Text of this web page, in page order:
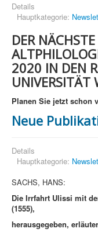
Details
Hauptkategorie:
DER NÄCHSTE
2020 IN DEN
UNIVERSITÄT
Planen Sie jetzt schon
Neue
Details
Hauptkategorie:
SACHS, HANS:
Die Irrfahrt Ulissi mit
(1555),
herausgegeben,